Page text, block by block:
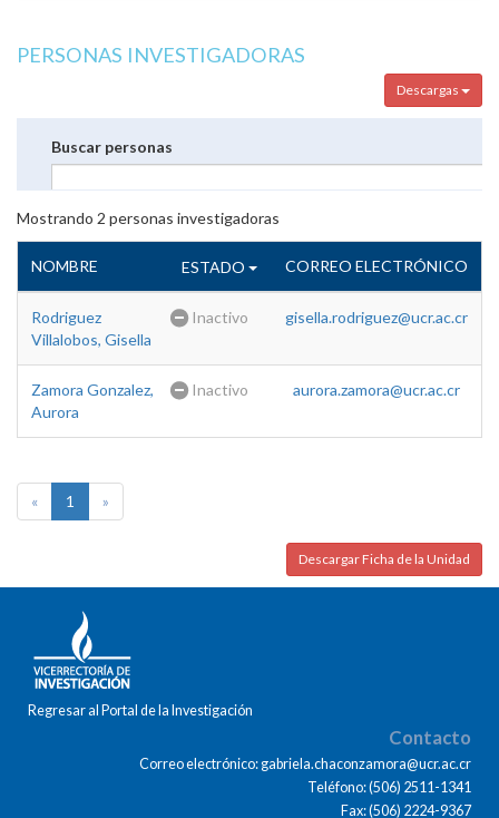
PERSONAS INVESTIGADORAS
Descargas
Buscar personas
Mostrando 2 personas investigadoras
NOMBRE ESTADO CORREO ELECTRÓNICO
Rodriguez
Villalobos, Gisella
Inactivo gisella.rodriguez@ucr.ac.cr
Zamora Gonzalez,
Aurora
Inactivo aurora.zamora@ucr.ac.cr
« 1 »
Descargar Ficha de la Unidad
Regresar al Portal de la Investigación
Contacto
Correo electrónico: gabriela.chaconzamora@ucr.ac.cr
Teléfono: (506) 2511-1341
Fax: (506) 2224-9367